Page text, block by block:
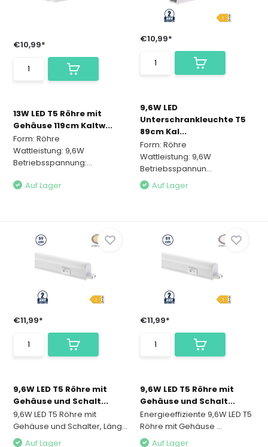
€10,99*
13W LED T5 Röhre mit
Gehäuse 119cm Kaltw...
Form: Röhre
Wattleistung: 9,6W
Betriebsspannung:...
Auf Lager
€10,99*
9,6W LED
Unterschrankleuchte T5
89cm Kal...
Form: Röhre
Wattleistung: 9,6W
Betriebsspannun...
Auf Lager
€11,99*
9,6W LED T5 Röhre mit
Gehäuse und Schalt...
9,6W LED T5 Röhre mit
Gehäuse und Schalter, Läng...
Auf Lager
€11,99*
9,6W LED T5 Röhre mit
Gehäuse und Schalt...
Energieeffiziente 9,6W LED T5
Röhre mit Gehäuse ...
Auf Lager